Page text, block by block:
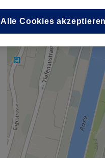
Alle Cookies